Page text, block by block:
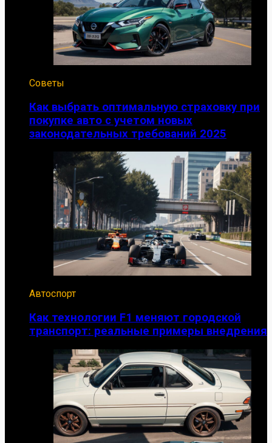
Советы
Как выбрать оптимальную страховку при
покупке авто с учетом новых
законодательных требований 2025
Автоспорт
Как технологии F1 меняют городской
транспорт: реальные примеры внедрения